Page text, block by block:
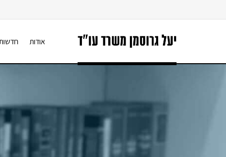
אודות